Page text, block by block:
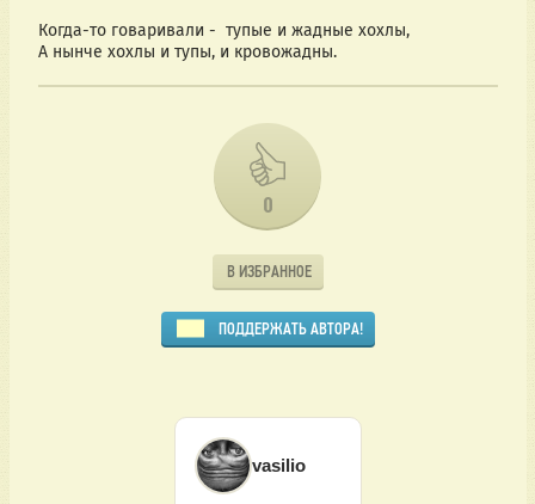
Когда-то говаривали - тупые и жадные хохлы,
А нынче хохлы и тупы, и кровожадны.
0
В ИЗБРАННОЕ
ПОДДЕРЖАТЬ АВТОРА!
vasilio